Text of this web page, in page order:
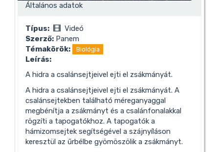
Általános adatok
Típus:
Videó
Szerző: Panem
Témakörök:
Biológia
Leírás:
A hidra a csalánsejtjeivel ejti el zsákmányát.
A hidra a csalánsejtjeivel ejti el zsákmányát. A
csalánsejtekben található méreganyaggal
megbénítja a zsákmányt és a csalánfonalakkal
rögzíti a tapogatókhoz. A tapogatók a
hámizomsejtek segítségével a szájnyíláson
keresztül az űrbélbe gyömöszölik a zsákmányt.